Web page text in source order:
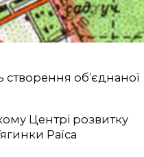
створення об’єднаної
Центрі розвитку
Раїса